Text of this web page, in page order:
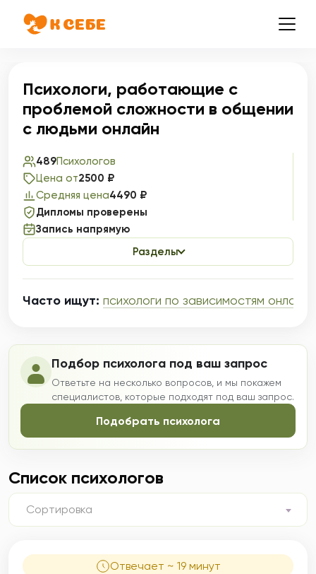
Психологи, работающие с
проблемой сложности в общении
с людьми онлайн
489Психологов
Цена от2500 ₽
Средняя цена4490 ₽
Дипломы проверены
Запись напрямую
Разделы
Часто ищут: психологи по зависимостям онлайн
Подбор психолога под ваш запрос
Ответьте на несколько вопросов, и мы покажем
специалистов, которые подходят под ваш запрос.
Подобрать психолога
Список психологов
Сортировка
Отвечает ~ 19 минут